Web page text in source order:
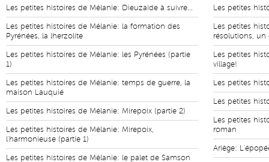
Les petites histoires de Mélanie: Dieuzaide à suivre...
Les petites histoires de Mélanie: la formation des
Pyrénées, la lherzolite
Les petites histoires de Mélanie: les Pyrénées (partie
1)
Les petites histoires de Mélanie: temps de guerre, la
maison Lauquié
Les petites histoires de Mélanie: Mirepoix (partie 2)
Les petites histoires de Mélanie: Mirepoix,
l'harmonieuse (partie 1)
Les petites histoires de Mélanie: le palet de Samson
Les petites
Les petites
résolutions,
Les petites
village!
Les petites
Les petites
Les petites
roman
Ariège: